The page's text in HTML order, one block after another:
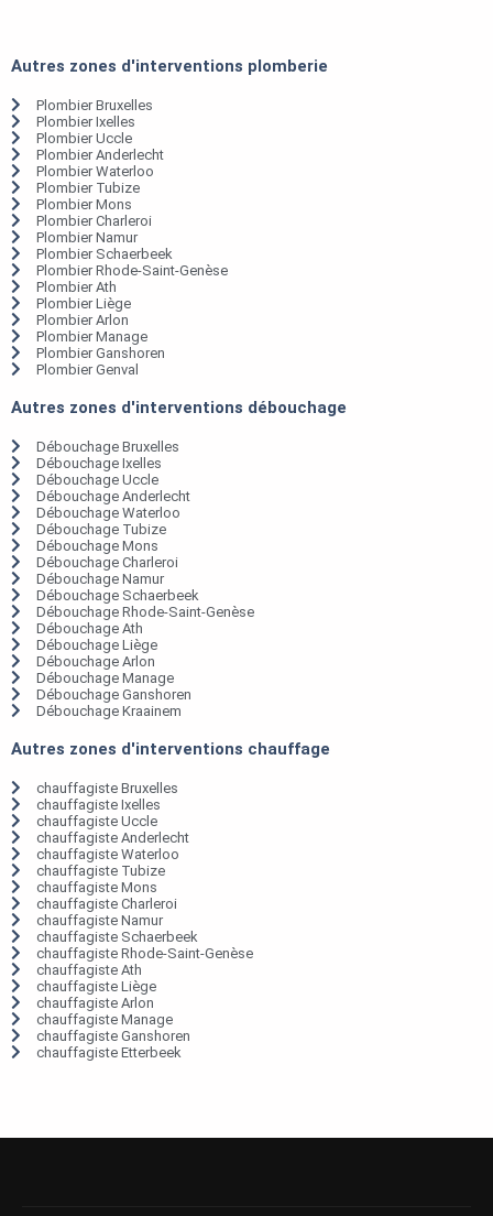
Autres zones d'interventions plomberie
Plombier Bruxelles
Plombier Ixelles
Plombier Uccle
Plombier Anderlecht
Plombier Waterloo
Plombier Tubize
Plombier Mons
Plombier Charleroi
Plombier Namur
Plombier Schaerbeek
Plombier Rhode-Saint-Genèse
Plombier Ath
Plombier Liège
Plombier Arlon
Plombier Manage
Plombier Ganshoren
Plombier Genval
Autres zones d'interventions débouchage
Débouchage Bruxelles
Débouchage Ixelles
Débouchage Uccle
Débouchage Anderlecht
Débouchage Waterloo
Débouchage Tubize
Débouchage Mons
Débouchage Charleroi
Débouchage Namur
Débouchage Schaerbeek
Débouchage Rhode-Saint-Genèse
Débouchage Ath
Débouchage Liège
Débouchage Arlon
Débouchage Manage
Débouchage Ganshoren
Débouchage Kraainem
Autres zones d'interventions chauffage
chauffagiste Bruxelles
chauffagiste Ixelles
chauffagiste Uccle
chauffagiste Anderlecht
chauffagiste Waterloo
chauffagiste Tubize
chauffagiste Mons
chauffagiste Charleroi
chauffagiste Namur
chauffagiste Schaerbeek
chauffagiste Rhode-Saint-Genèse
chauffagiste Ath
chauffagiste Liège
chauffagiste Arlon
chauffagiste Manage
chauffagiste Ganshoren
chauffagiste Etterbeek